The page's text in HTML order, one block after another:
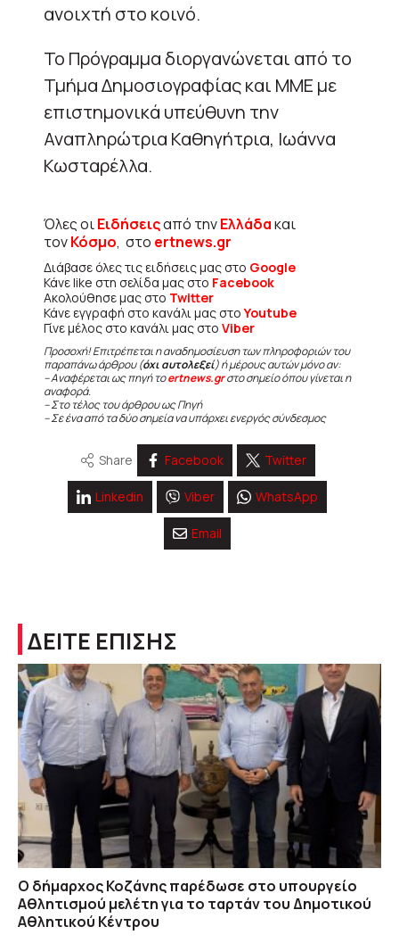
ανοιχτή στο κοινό.
Το Πρόγραμμα διοργανώνεται από το
Τμήμα Δημοσιογραφίας και ΜΜΕ με
επιστημονικά υπεύθυνη την
Αναπληρώτρια Καθηγήτρια, Ιωάννα
Κωσταρέλλα.
Όλες οιΕιδήσειςαπό τηνΕλλάδακαι
τονΚόσμο, στο ertnews.gr
Διάβασε όλες τις ειδήσεις μας στο Google
Κάνε like στη σελίδα μας στο Facebook
Ακολούθησε μας στο Twitter
Κάνε εγγραφή στο κανάλι μας στοYoutube
Γίνε μέλος στο κανάλι μας στο Viber
Προσοχή! Επιτρέπεται η αναδημοσίευση των πληροφοριών του
παραπάνω άρθρου (όχι αυτολεξεί) ή μέρους αυτών μόνο αν:
– Αναφέρεται ως πηγή τοertnews.grστο σημείο όπου γίνεται η
αναφορά.
– Στο τέλος του άρθρου ως Πηγή
– Σε ένα από τα δύο σημεία να υπάρχει ενεργός σύνδεσμος
Share Facebook Twitter
Linkedin Viber WhatsApp
Email
ΔΕΙΤΕ ΕΠΙΣΗΣ
O δήμαρχος Κοζάνης παρέδωσε στο υπουργείο
Αθλητισμού μελέτη για το ταρτάν του Δημοτικού
Αθλητικού Κέντρου